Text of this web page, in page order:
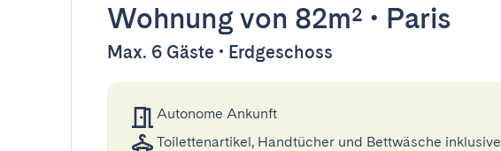
Wohnungvon 82m² • Paris
Max. 6 Gäste • Erdgeschoss
Autonome Ankunft
Toilettenartikel, Handtücher und Bettwäsche inklusive